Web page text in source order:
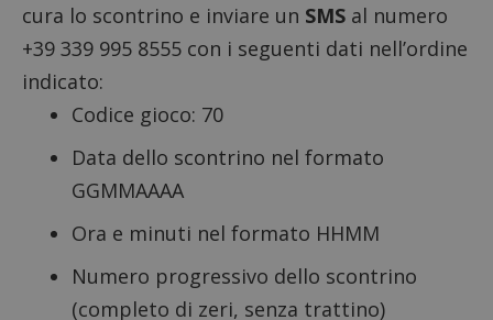
cura lo scontrino e inviare un SMS al numero
+39 339 995 8555 con i seguenti dati nell’ordine
indicato:
Codice gioco: 70
Data dello scontrino nel formato
GGMMAAAA
Ora e minuti nel formato HHMM
Numero progressivo dello scontrino
(completo di zeri, senza trattino)